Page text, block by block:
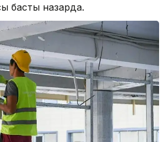
басты назарда.